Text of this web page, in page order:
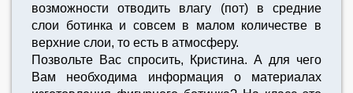
возможности отводить влагу (пот) в средние
слои ботинка и совсем в малом количестве в
верхние слои, то есть в атмосферу.
Позвольте Вас спросить, Кристина. А для чего
Вам необходима информация о материалах